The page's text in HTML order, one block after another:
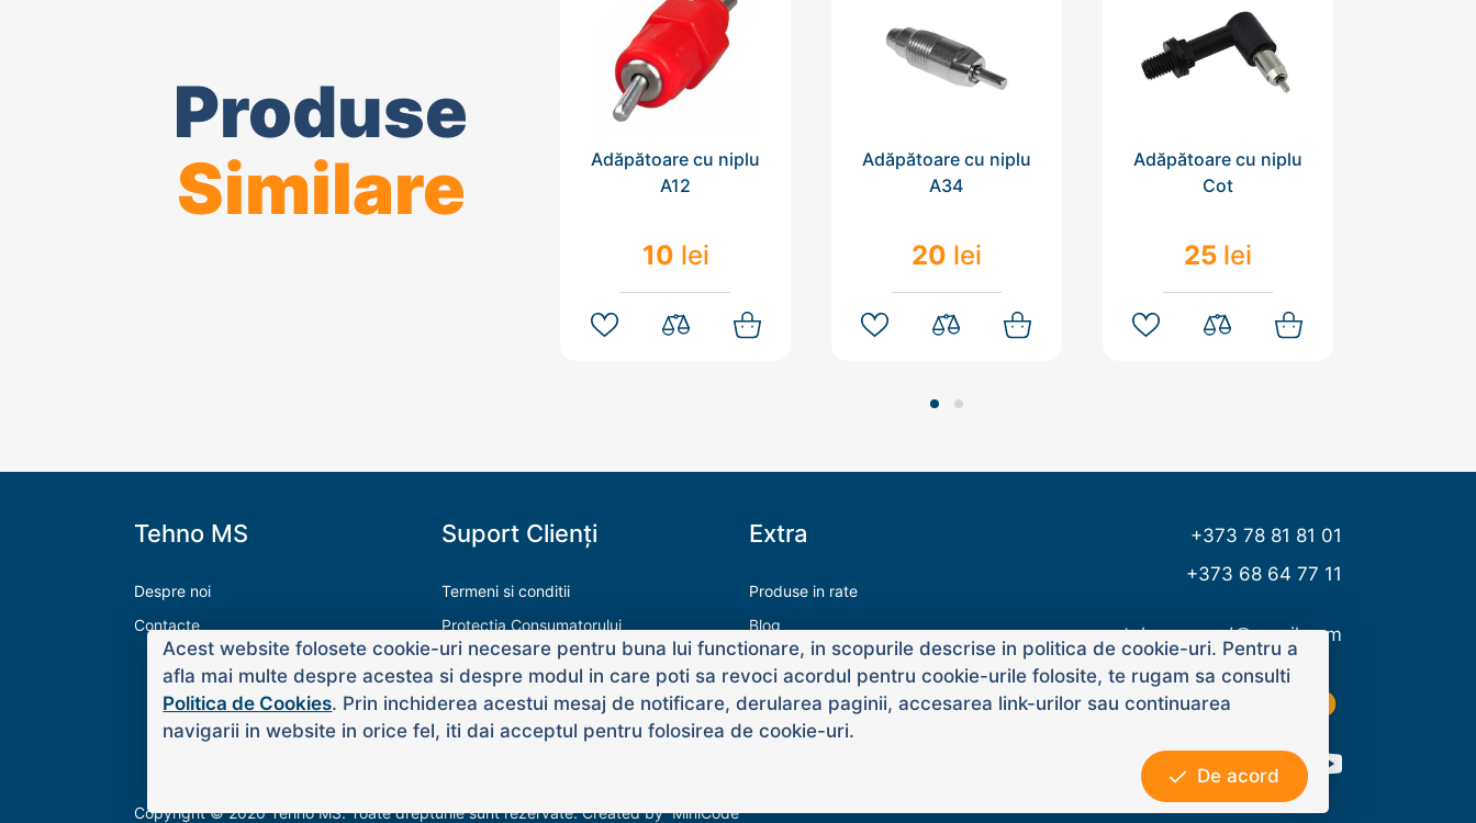
Produse
Similare
Adăpătoare cu niplu
A12
10 lei
Adăpătoare cu niplu
A34
20 lei
Adăpătoare cu niplu
Cot
25 lei
Tehno MS
Despre noi
Contacte
Suport Clienți
Termeni si conditii
Protectia Consumatorului
Modalități de plată
Extra
Produse in rate
Blog
+373 78 81 81 01
+373 68 64 77 11
tehnoms.md@gmail.com
Copyright © 2020 Tehno MS. Toate drepturile sunt rezervate. Created byMiniCode
Acest website folosete cookie-uri necesare pentru buna lui functionare, in scopurile descrise in politica de cookie-uri. Pentru a
afla mai multe despre acestea si despre modul in care poti sa revoci acordul pentru cookie-urile folosite, te rugam sa consulti
Politica de Cookies. Prin inchiderea acestui mesaj de notificare, derularea paginii, accesarea link-urilor sau continuarea
navigarii in website in orice fel, iti dai acceptul pentru folosirea de cookie-uri.
De acord